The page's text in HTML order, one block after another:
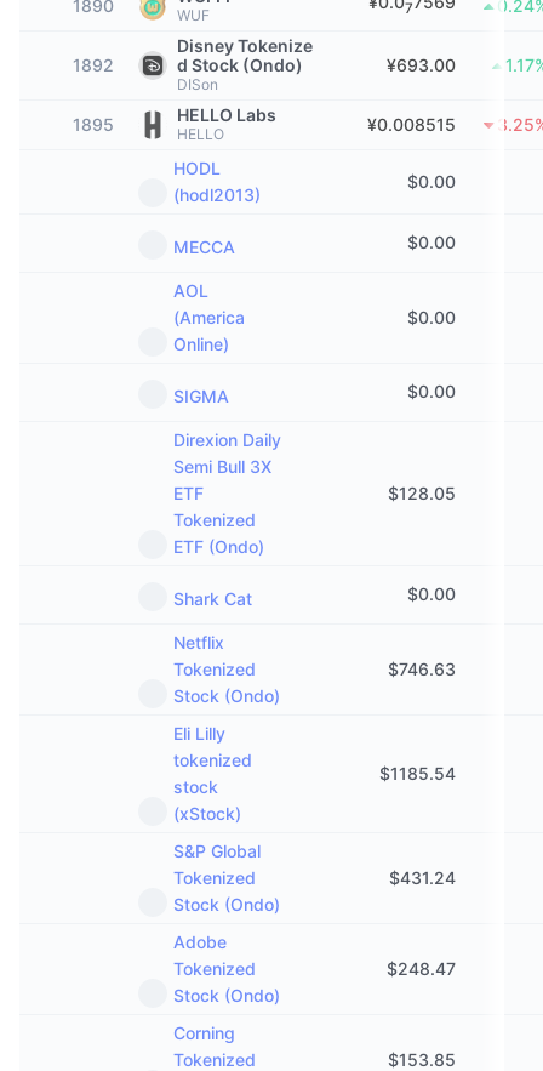
NFT 总体统计数据
衍生品
总览
空投
1890 WUF 7
1892
Disney Tokenize
d Stock (Ondo)
DISon
¥693.00
1895 HELLO Labs
HELLO ¥0.008515
HODL
(hodl2013)
$0.00
MECCA $0.00
AOL
(America
Online)
$0.00
SIGMA $0.00
Direxion Daily
Semi Bull 3X
ETF
Tokenized
ETF (Ondo)
$128.05
Shark Cat $0.00
Netflix
Tokenized
Stock (Ondo)
$746.63
Eli Lilly
tokenized
stock
(xStock)
$1185.54
S&P Global
Tokenized
Stock (Ondo)
$431.24
Adobe
Tokenized
Stock (Ondo)
$248.47
Corning
Tokenized
$153.85